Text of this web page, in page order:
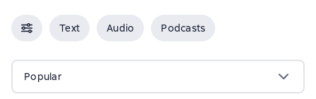
Text Audio Podcasts
Popular